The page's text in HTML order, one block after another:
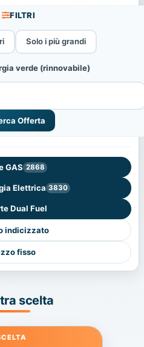
FILTRI
Solo i più grandi
verde (rinnovabile)
Offerta
GAS 2868
Elettrica 3830
Dual Fuel
indicizzato
fisso
scelta